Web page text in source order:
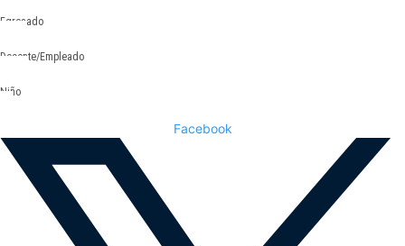
Egresado
Docente/Empleado
Niño
Facebook